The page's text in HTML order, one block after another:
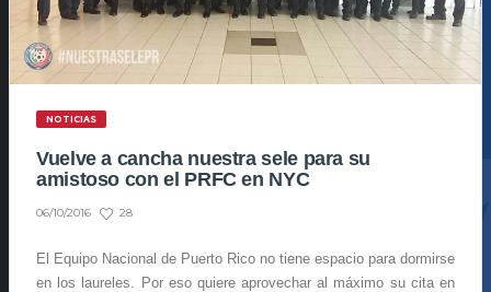
NOTICIAS
Vuelve a cancha nuestra sele para su
amistoso con el PRFC en NYC
06/10/2016 28
El Equipo Nacional de Puerto Rico no tiene espacio para dormirse
en los laureles. Por eso quiere aprovechar al máximo su cita en